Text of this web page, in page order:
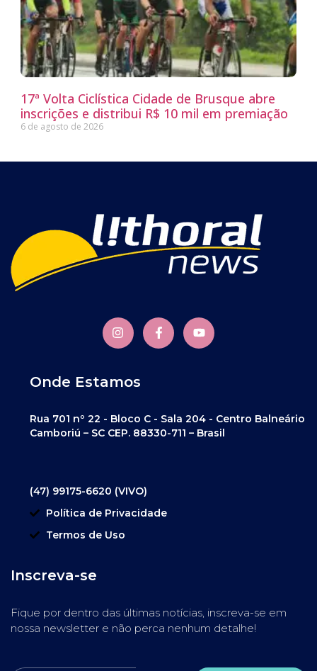
17ª Volta Ciclística Cidade de Brusque abre
inscrições e distribui R$ 10 mil em premiação
6 de agosto de 2026
Onde Estamos
Rua 701 nº 22 - Bloco C - Sala 204 - Centro Balneário
Camboriú – SC CEP. 88330-711 – Brasil
(47) 99175-6620 (VIVO)
Política de Privacidade
Termos de Uso
Inscreva-se
Fique por dentro das últimas notícias, inscreva-se em
nossa newsletter e não perca nenhum detalhe!